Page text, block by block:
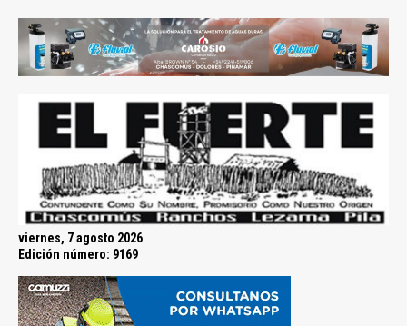
viernes, 7 agosto 2026
Edición número: 9169